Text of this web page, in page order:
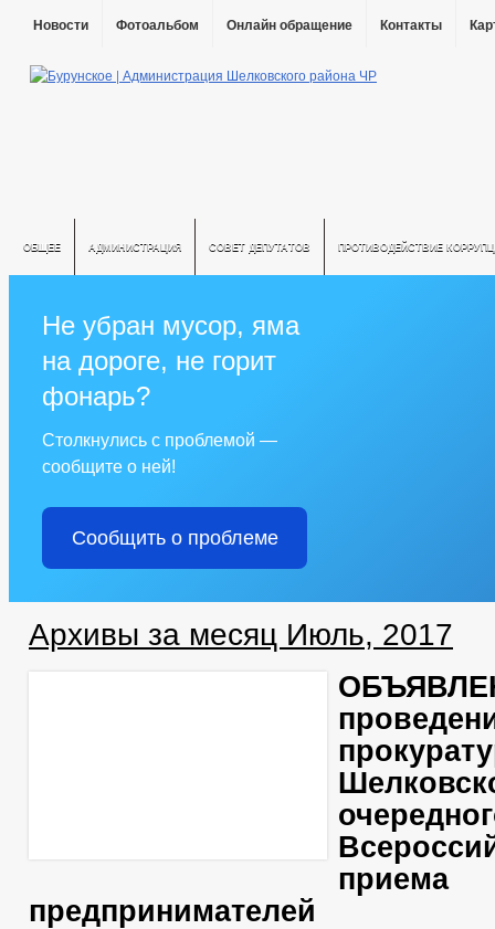
Новости Фотоальбом Онлайн обращение Контакты
ОБЩЕЕ АДМИНИСТРАЦИЯ СОВЕТ ДЕПУТАТОВ ПРОТИВОДЕЙСТВИЕ
Не убран мусор, яма
на дороге, не горит
фонарь?
Столкнулись с проблемой —
сообщите о ней!
Сообщить о проблеме
Архивы за месяц Июль, 2017
приема
предпринимателей